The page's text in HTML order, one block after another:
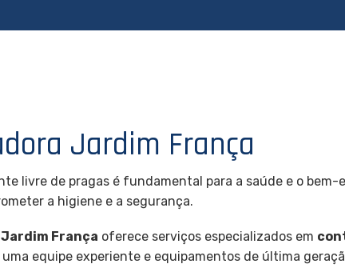
Jardim França
livre de pragas é fundamental para a saúde e o
a higiene e a segurança.
França oferece serviços especializados em
equipe experiente e equipamentos de última